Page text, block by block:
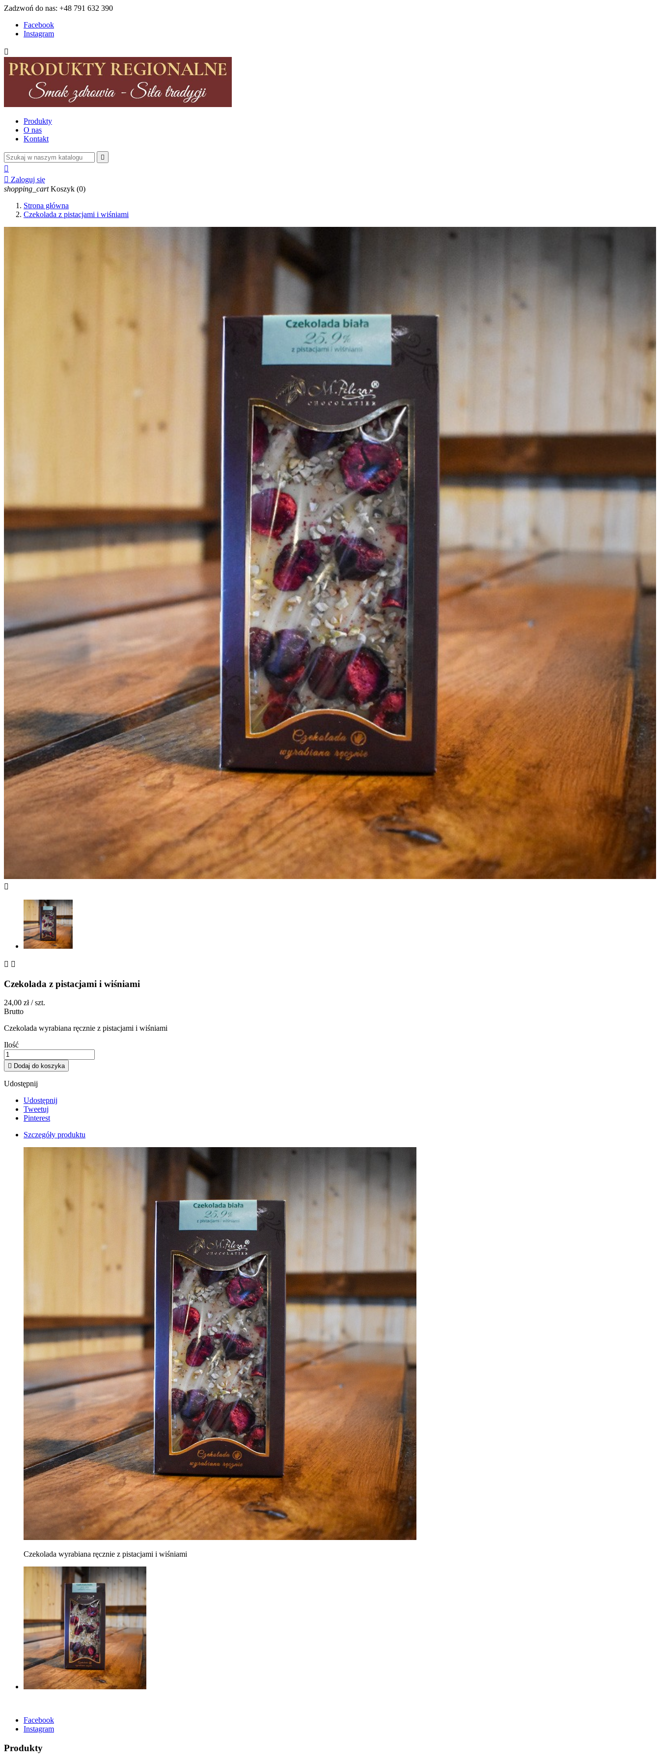
Zadzwoń do nas: +48 791 632 390
Facebook
Instagram

Produkty
O nas
Kontakt


 Zaloguj się
shopping_cart Koszyk (0)
Strona główna
Czekolada z pistacjami i wiśniami

 
Czekolada z pistacjami i wiśniami
24,00 zł / szt.
Brutto
Czekolada wyrabiana ręcznie z pistacjami i wiśniami
Ilość
 Dodaj do koszyka
Udostępnij
Udostępnij
Tweetuj
Pinterest
Szczegóły produktu
Czekolada wyrabiana ręcznie z pistacjami i wiśniami
Facebook
Instagram
Produkty